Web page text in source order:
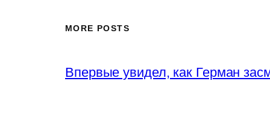
MORE POSTS
Впервые увидел, как Герман